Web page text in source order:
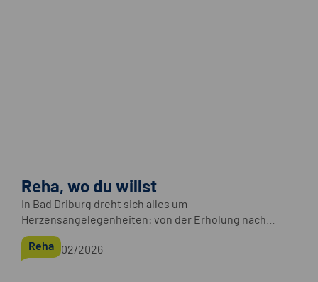
Reha, wo du willst
In Bad Driburg dreht sich alles um
Herzensangelegenheiten: von der Erholung nach
einem Herzinfarkt bis zur Herztransplantation oder
Implantation eines Herz-Unterstützungs-Systems.
Reha 02/2026